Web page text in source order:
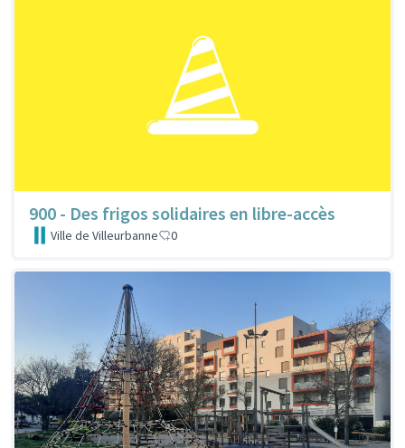
900 - Des frigos solidaires en libre-accès
Ville de Villeurbanne 0